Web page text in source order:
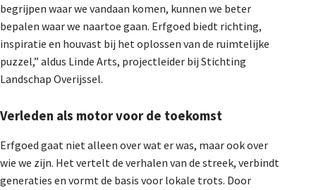
begrijpen waar we vandaan komen, kunnen we beter
bepalen waar we naartoe gaan. Erfgoed biedt richting,
inspiratie en houvast bij het oplossen van de ruimtelijke
puzzel,” aldus Linde Arts, projectleider bij Stichting
Landschap Overijssel.
Verleden als motor voor de toekomst
Erfgoed gaat niet alleen over wat er was, maar ook over
wie we zijn. Het vertelt de verhalen van de streek, verbindt
generaties en vormt de basis voor lokale trots. Door